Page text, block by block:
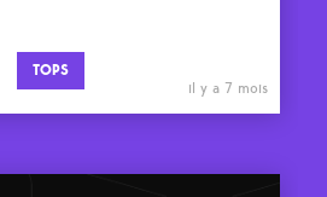
TOPS
il y a 7 mois